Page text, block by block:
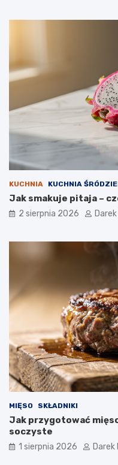
KUCHNIA KUCHNIA
Jak smakuje pitaja –
2 sierpnia 2026
MIĘSO SKŁADNIKI
Jak przygotować
soczyste
1 sierpnia 2026